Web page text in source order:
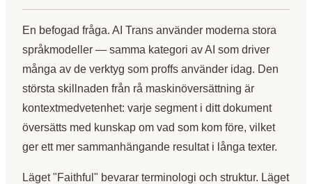
En befogad fråga. AI Trans använder moderna stora
språkmodeller — samma kategori av AI som driver
många av de verktyg som proffs använder idag. Den
största skillnaden från rå maskinöversättning är
kontextmedvetenhet: varje segment i ditt dokument
översätts med kunskap om vad som kom före, vilket
ger ett mer sammanhängande resultat i långa texter.
Läget "Faithful" bevarar terminologi och struktur. Läget